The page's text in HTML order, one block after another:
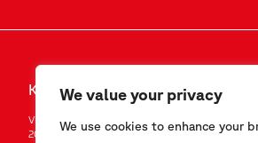
We value your privacy
We use cookies to enhance your
Kontakt
Via F.Serpero 4/F1
20060 Masate (MI) – Italy